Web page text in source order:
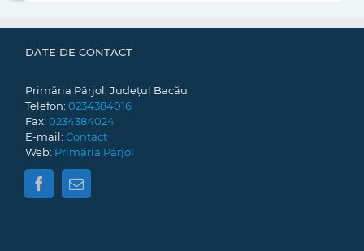
DATE DE CONTACT
Primăria Pârjol, Județul Bacău
Telefon: 0234384016
Fax: 0234384024
E-mail: Contact
Web: Primăria Pârjol